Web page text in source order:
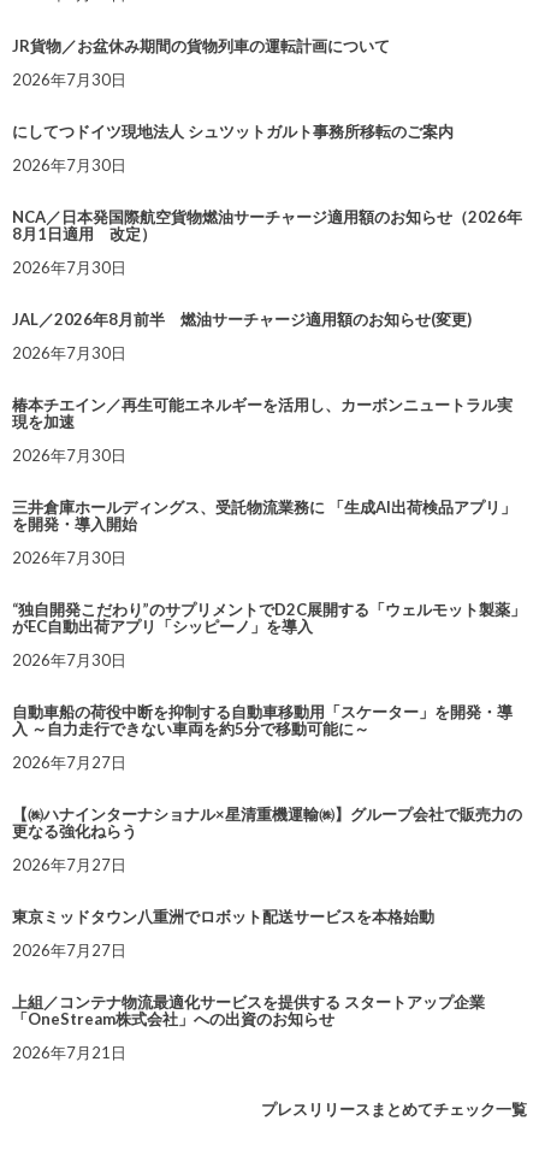
JR貨物／お盆休み期間の貨物列車の運転計画について
2026年7月30日
にしてつドイツ現地法人 シュツットガルト事務所移転のご案内
2026年7月30日
NCA／日本発国際航空貨物燃油サーチャージ適用額のお知らせ（2026年
8月1日適用 改定）
2026年7月30日
JAL／2026年8月前半 燃油サーチャージ適用額のお知らせ(変更)
2026年7月30日
椿本チエイン／再生可能エネルギーを活用し、カーボンニュートラル実
現を加速
2026年7月30日
三井倉庫ホールディングス、受託物流業務に 「生成AI出荷検品アプリ」
を開発・導入開始
2026年7月30日
“独自開発こだわり”のサプリメントでD2C展開する「ウェルモット製薬」
がEC自動出荷アプリ「シッピーノ」を導入
2026年7月30日
自動車船の荷役中断を抑制する自動車移動用「スケーター」を開発・導
入 ～自力走行できない車両を約5分で移動可能に～
2026年7月27日
【㈱ハナインターナショナル×星清重機運輸㈱】グループ会社で販売力の
更なる強化ねらう
2026年7月27日
東京ミッドタウン八重洲でロボット配送サービスを本格始動
2026年7月27日
上組／コンテナ物流最適化サービスを提供する スタートアップ企業
「OneStream株式会社」への出資のお知らせ
2026年7月21日
プレスリリースまとめてチェック一覧